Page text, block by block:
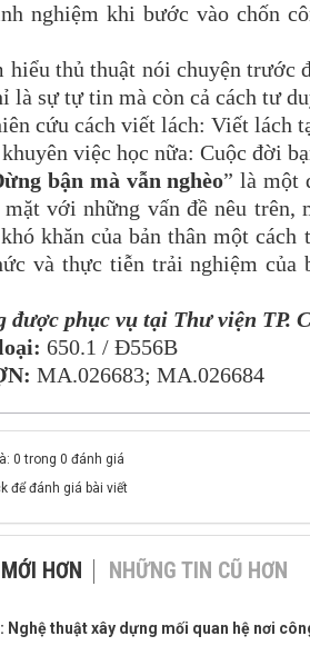
nghiệm khi bước vào chốn
thủ thuật nói chuyện trước
là sự tự tin mà còn cả cách tư
cứu cách viết lách: Viết lách
việc học nữa: Cuộc đời
bận mà vẫn nghèo” là một
với những vấn đề nêu trên,
khăn của bản thân một
và thực tiễn trải nghiệm
được phục vụ tại Thư viện TP.
650.1 / Đ556B
MA.026683; MA.026684
0 trong 0 đánh giá
để đánh giá bài viết
HƠN NHỮNG TIN CŨ HƠN
Nghệ thuật xây dựng mối quan hệ nơi